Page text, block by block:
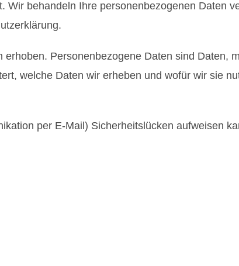
behandeln Ihre personenbezogenen Daten
Personenbezogene Daten sind Daten,
welche Daten wir erheben und wofür wir sie
per E-Mail) Sicherheitslücken aufweisen